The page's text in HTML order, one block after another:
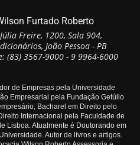
Furtado Roberto
Freire, 1200, Sala 904,
João Pessoa - PB
(83) 3567-9000 - 9 9964-6000
de Empresas pela Universidade
Empresarial pela Fundação Getúlio
Bacharel em Direito pelo
Internacional pela Faculdade de
Lisboa. Atualmente é Doutorando em
Autor de livros e artigos.